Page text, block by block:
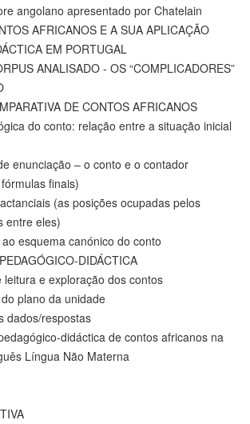
apresentado por Chatelain
AFRICANOS E A SUA APLICAÇÃO
EM PORTUGAL
ANALISADO - OS “COMPLICADORES”
DE CONTOS AFRICANOS
do conto: relação entre a situação inicial
enunciação – o conto e o contador
finais)
(as posições ocupadas pelos
entre eles)
esquema canónico do conto
DIDÁCTICA
e exploração dos contos
plano da unidade
respostas
didáctica de contos africanos na
Língua Não Materna